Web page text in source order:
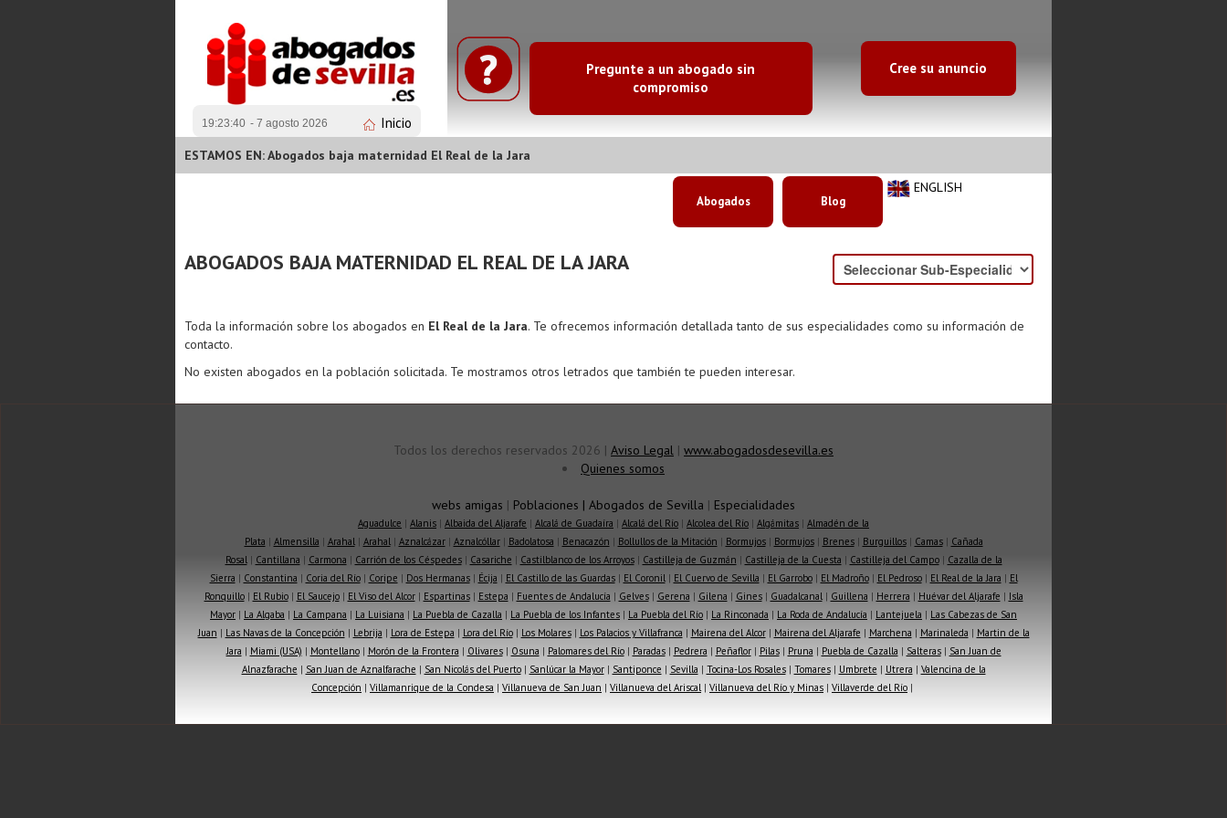
19:23:40 - 7 agosto 2026 Inicio
Pregunte a un abogado sin
compromiso
Cree su anuncio
ESTAMOS EN: Abogados baja maternidad El Real de la Jara
ENGLISH
Abogados Blog
ABOGADOS BAJA MATERNIDAD EL REAL DE LA JARA
Toda la información sobre los abogados en El Real de la Jara. Te ofrecemos información detallada tanto de sus especialidades como su información de
contacto.
No existen abogados en la población solicitada. Te mostramos otros letrados que también te pueden interesar.
Todos los derechos reservados 2026 | Aviso Legal | www.abogadosdesevilla.es
Quienes somos
webs amigas | Poblaciones | Abogados de Sevilla | Especialidades
Aguadulce | Alanis | Albaida del Aljarafe | Alcalá de Guadaíra | Alcalá del Río | Alcolea del Río | Algámitas | Almadén de la
Plata | Almensilla | Arahal| Arahal| Aznalcázar| Aznalcóllar| Badolatosa | Benacazón | Bollullos de la Mitación | Bormujos| Bormujos| Brenes| Burguillos| Camas| Cañada
Rosal| Cantillana | Carmona | Carrión de los Céspedes| Casariche | Castilblanco de los Arroyos| Castilleja de Guzmán | Castilleja de la Cuesta | Castilleja del Campo| Cazalla de la
Sierra | Constantina | Coria del Río| Coripe | Dos Hermanas| Écija | El Castillo de las Guardas| El Coronil| El Cuervo de Sevilla | El Garrobo| El Madroño| El Pedroso| El Real de la Jara | El
Ronquillo| El Rubio| El Saucejo| El Viso del Alcor| Espartinas| Estepa | Fuentes de Andalucía | Gelves| Gerena | Gilena | Gines| Guadalcanal| Guillena | Herrera | Huévar del Aljarafe | Isla
Mayor | La Algaba | La Campana | La Luisiana | La Puebla de Cazalla | La Puebla de los Infantes | La Puebla del Río | La Rinconada | La Roda de Andalucía | Lantejuela | Las Cabezas de San
Juan | Las Navas de la Concepción | Lebrija | Lora de Estepa | Lora del Río| Los Molares| Los Palacios y Villafranca | Mairena del Alcor| Mairena del Aljarafe | Marchena | Marinaleda | Martin de la
Jara | Miami (USA) | Montellano| Morón de la Frontera | Olivares| Osuna | Palomares del Río| Paradas| Pedrera | Peñaflor| Pilas| Pruna | Puebla de Cazalla | Salteras| San Juan de
Alnazfarache | San Juan de Aznalfarache | San Nicolás del Puerto| Sanlúcar la Mayor| Santiponce | Sevilla | Tocina-Los Rosales| Tomares| Umbrete | Utrera | Valencina de la
Concepción | Villamanrique de la Condesa | Villanueva de San Juan | Villanueva del Ariscal| Villanueva del Río y Minas | Villaverde del Río |